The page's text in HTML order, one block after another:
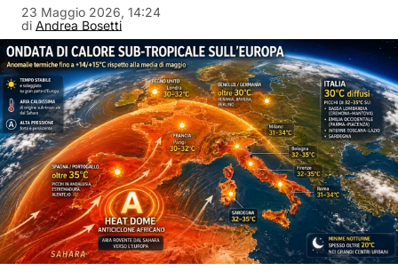
di Andrea Bosetti
23 Maggio 2026, 14:24